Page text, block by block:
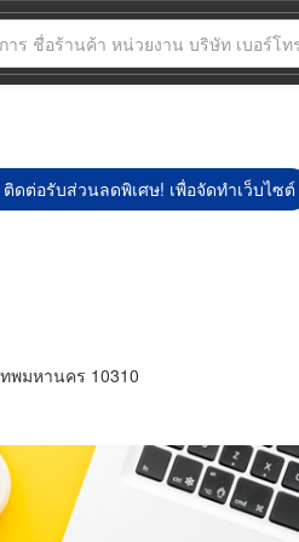
ดต่อรับส่วนลดพิเศษ! เพื่อจัดทำเว็บไซต์
พมหานคร 10310